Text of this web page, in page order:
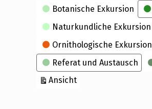
Kategorien
Botanische Exkursion
Naturkundliche Exkursion
Ornithologische Exkursion
Referat und Austausch
Ansichtausdrucken